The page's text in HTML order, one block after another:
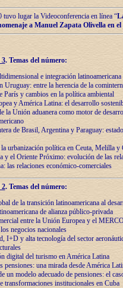
tuvo lugar la Videoconferencia en línea “
a Manuel Zapata Olivella en el
3.Temas del número:
e integración
Uruguay: entre la herencia de lа
París y cambios en la política ambiental
y América Latina: el desarrollo
la Unión aduanera como motor de
de Brasil, Argentina y Paraguay:
la urbanización política en Ceuta, Melilla
y el Oriente Próximo: evolución de las
las relaciones económico-comerciales
2.Temas del número:
de la transición latinoamericana al
de alianza público-privada
entre la Unión Europea y el
negocios nacionales
I+D y alta tecnología del sector
digital del turismo en América Latina
pensiones: una mirada desde América
un modelo adecuado de pensiones: el
transformaciones institucionales en Cuba